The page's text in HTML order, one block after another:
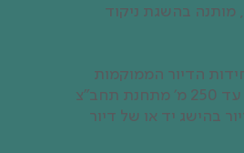
נקודה, מותנה בהשגת ניקוד
50% מיחידות הדיור הממוקמות
במרחק הליכה של עד 250 מ' מתחנת תחב"צ
בהישג יד או של דיור